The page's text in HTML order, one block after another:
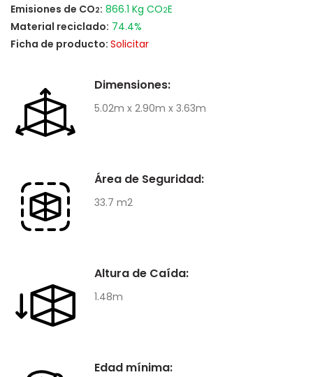
Emisiones de CO2: 866.1 Kg CO2E
Material reciclado: 74.4%
Ficha de producto: Solicitar
Dimensiones:
5.02m x 2.90m x 3.63m
Área de Seguridad:
33.7 m2
Altura de Caída:
1.48m
Edad mínima: